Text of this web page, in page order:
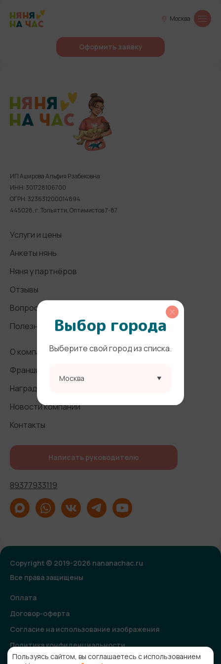
Москва
Оформить заявку
ИП Аширова Альфия Рзабековна
ИНН: 301728106700
ОГРН: 323631200014894
445028, г. Тольятти, Оптимистов 7-87
Услуги и цены
Анкеты нянь
Няня у партнёров
Отзывы
Вопросы и ответы
Полезные статьи
О компании
Франшиза
Награды и СМИ
Новости компании
Контакты
Написать руководителю
89377933119
Copyright © 2019-2026 nananachac.ru
Все права защищены
Оплата
Договор-оферта
Согласие на использование изображения
Политика конфиденциальности
Согласие на получение рекламной и информационной
Выбор города
Выберите свой город из списка.
Москва
Пользуясь сайтом, вы соглашаетесь с использованием